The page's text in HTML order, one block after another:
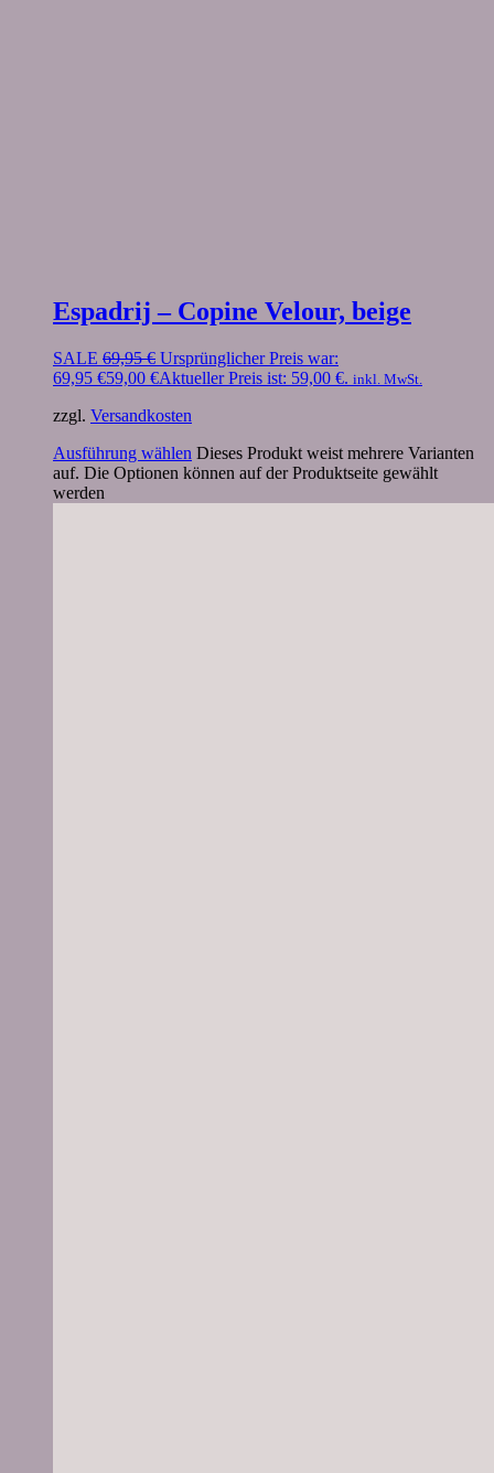
Espadrij – Copine Velour, beige
SALE 69,95€ Ursprünglicher Preis war:
69,95 €59,00 €Aktueller Preis ist: 59,00 €. inkl. MwSt.
zzgl. Versandkosten
Ausführung wählen Dieses Produkt weist mehrere Varianten
auf. Die Optionen können auf der Produktseite gewählt
werden